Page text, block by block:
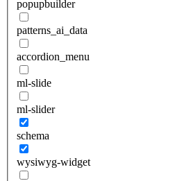
popupbuilder
patterns_ai_data
accordion_menu
ml-slide
ml-slider
schema
wysiwyg-widget